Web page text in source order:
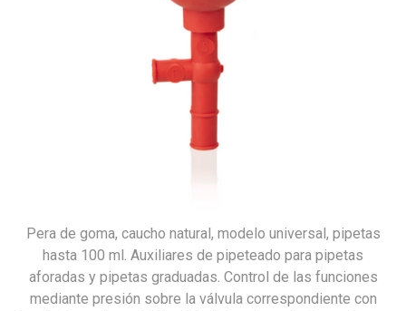
Pera de goma, caucho natural, modelo universal, pipetas
hasta 100 ml. Auxiliares de pipeteado para pipetas
aforadas y pipetas graduadas. Control de las funciones
mediante presión sobre la válvula correspondiente con